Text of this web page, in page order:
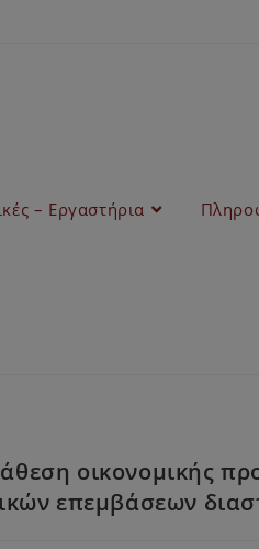
– Εργαστήρια
οικονομικής
επεμβάσεων